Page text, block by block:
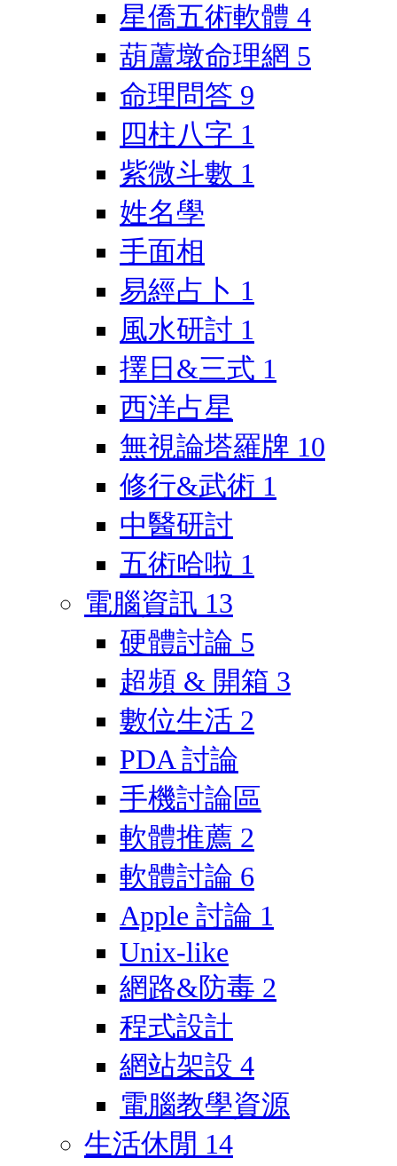
星僑五術軟體 4
葫蘆墩命理網 5
命理問答 9
四柱八字 1
紫微斗數 1
姓名學
手面相
易經占卜 1
風水研討 1
擇日&三式 1
西洋占星
無視論塔羅牌 10
修行&武術 1
中醫研討
五術哈啦 1
電腦資訊 13
硬體討論 5
超頻 & 開箱 3
數位生活 2
PDA 討論
手機討論區
軟體推薦 2
軟體討論 6
Apple 討論 1
Unix-like
網路&防毒 2
程式設計
網站架設 4
電腦教學資源
生活休閒 14